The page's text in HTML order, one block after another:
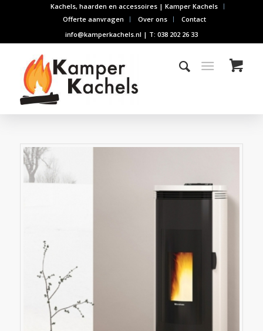
Kachels, haarden en accessoires | Kamper Kachels
Offerte aanvragen
Over ons
Contact
info@kamperkachels.nl | T: 038 202 26 33